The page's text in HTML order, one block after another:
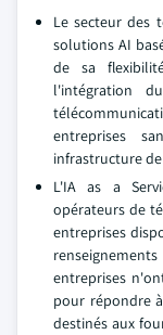
Le secteur des
solutions AI
de sa
l'intégration
entreprises
infrastructure
L'IA as a
opérateurs de
entreprises
entreprises
pour répondre
destinés aux